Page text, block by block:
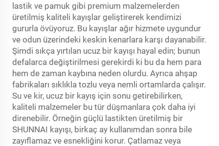
lastik ve pamuk gibi premium malzemelerden
üretilmiş kaliteli kayışlar geliştirerek kendimizi
gururla övüyoruz. Bu kayışlar ağır hizmete uygundur
ve odun üzerindeki keskin kenarlara karşı dayanabilir.
Şimdi sıkça yırtılan ucuz bir kayışı hayal edin; bunun
defalarca değiştirilmesi gerekirdi ki bu da hem para
hem de zaman kaybına neden olurdu. Ayrıca ahşap
fabrikaları sıklıkla tozlu veya nemli ortamlarda çalışır.
Su ve kir, ucuz bir kayış için sonu getirebilirken,
kaliteli malzemeler bu tür düşmanlara çok daha iyi
direnebilir. Örneğin güçlü lastikten üretilmiş bir
SHUNNAI kayışı, birkaç ay kullanımdan sonra bile
zayıflamaz ve esnekliğini korur. Çatlamaz veya